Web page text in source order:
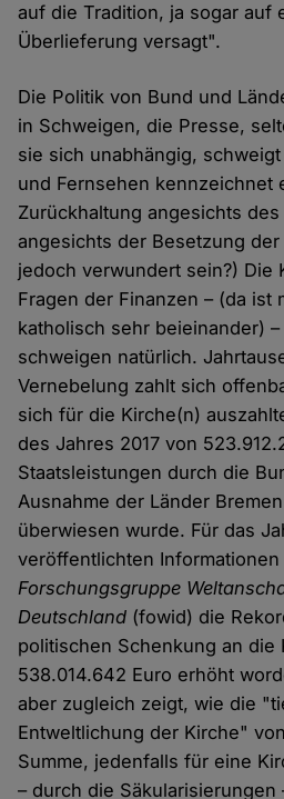
auf die Tradition, ja sogar auf
Überlieferung versagt".
Die Politik von Bund und
in Schweigen, die Presse,
sie sich unabhängig,
und Fernsehen kennzeichnet
Zurückhaltung angesichts
angesichts der Besetzung
jedoch verwundert sein?) Die
Fragen der Finanzen – (da ist
katholisch sehr beieinander)
schweigen natürlich.
Vernebelung zahlt sich
sich für die Kirche(n)
des Jahres 2017 von
Staatsleistungen durch die
Ausnahme der Länder
überwiesen wurde. Für das
veröffentlichten Informationen
Forschungsgruppe
Deutschland (fowid) die
politischen Schenkung an die
538.014.642 Euro erhöht
aber zugleich zeigt, wie die
Entweltlichung der Kirche"
Summe, jedenfalls für eine
– durch die Säkularisierungen